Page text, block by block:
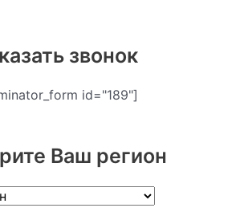
звонок
id="189"]
Ваш регион